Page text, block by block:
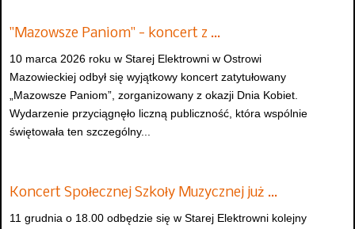
"Mazowsze Paniom" - koncert z …
10 marca 2026 roku w Starej Elektrowni w Ostrowi
Mazowieckiej odbył się wyjątkowy koncert zatytułowany
„Mazowsze Paniom”, zorganizowany z okazji Dnia Kobiet.
Wydarzenie przyciągnęło liczną publiczność, która wspólnie
świętowała ten szczególny...
Koncert Społecznej Szkoły Muzycznej już …
11 grudnia o 18.00 odbędzie się w Starej Elektrowni kolejny